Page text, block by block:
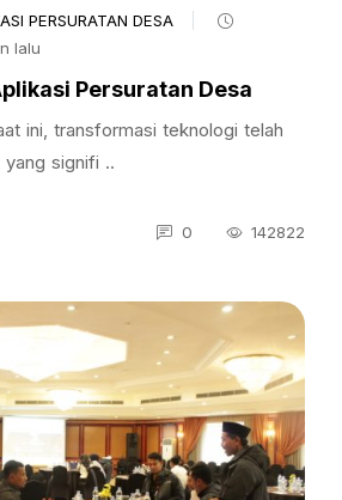
PERSURATAN DESA
lalu
Persuratan Desa
ini, transformasi teknologi telah
signifi ..
0 142822